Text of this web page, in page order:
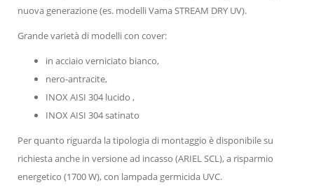
nuova generazione (es. modelli Vama STREAM DRY UV).
Grande varietà di modelli con cover:
in acciaio verniciato bianco,
nero-antracite,
INOX AISI 304 lucido ,
INOX AISI 304 satinato
Per quanto riguarda la tipologia di montaggio è disponibile su
richiesta anche in versione ad incasso (ARIEL SCL), a risparmio
energetico (1700 W), con lampada germicida UVC.